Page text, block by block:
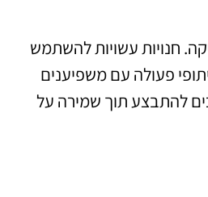
חנויות עשויות להשתמש
פעולה עם משפיענים
להתבצע תוך שמירה על